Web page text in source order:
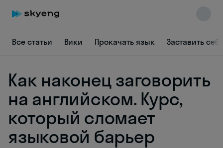
Все статьи Вики Прокачать язык Заставить
Как наконец заговорить
на английском. Курс,
который сломает
языковой барьер
Skyeng Chat
online